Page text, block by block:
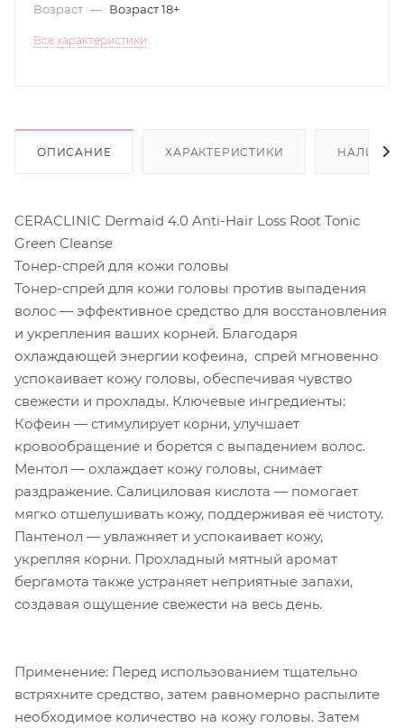
Возраст — Возраст 18+
Все характеристики
ОПИСАНИЕ ХАРАКТЕРИСТИКИ НАЛИЧИЕ
CERACLINIC Dermaid 4.0 Anti-Hair Loss Root Tonic
Green Cleanse
Тонер-спрей для кожи головы
Тонер-спрей для кожи головы против выпадения
волос — эффективное средство для восстановления
и укрепления ваших корней. Благодаря
охлаждающей энергии кофеина, спрей мгновенно
успокаивает кожу головы, обеспечивая чувство
свежести и прохлады. Ключевые ингредиенты:
Кофеин — стимулирует корни, улучшает
кровообращение и борется с выпадением волос.
Ментол — охлаждает кожу головы, снимает
раздражение. Салициловая кислота — помогает
мягко отшелушивать кожу, поддерживая её чистоту.
Пантенол — увлажняет и успокаивает кожу,
укрепляя корни. Прохладный мятный аромат
бергамота также устраняет неприятные запахи,
создавая ощущение свежести на весь день.
Применение: Перед использованием тщательно
встряхните средство, затем равномерно распылите
необходимое количество на кожу головы. Затем